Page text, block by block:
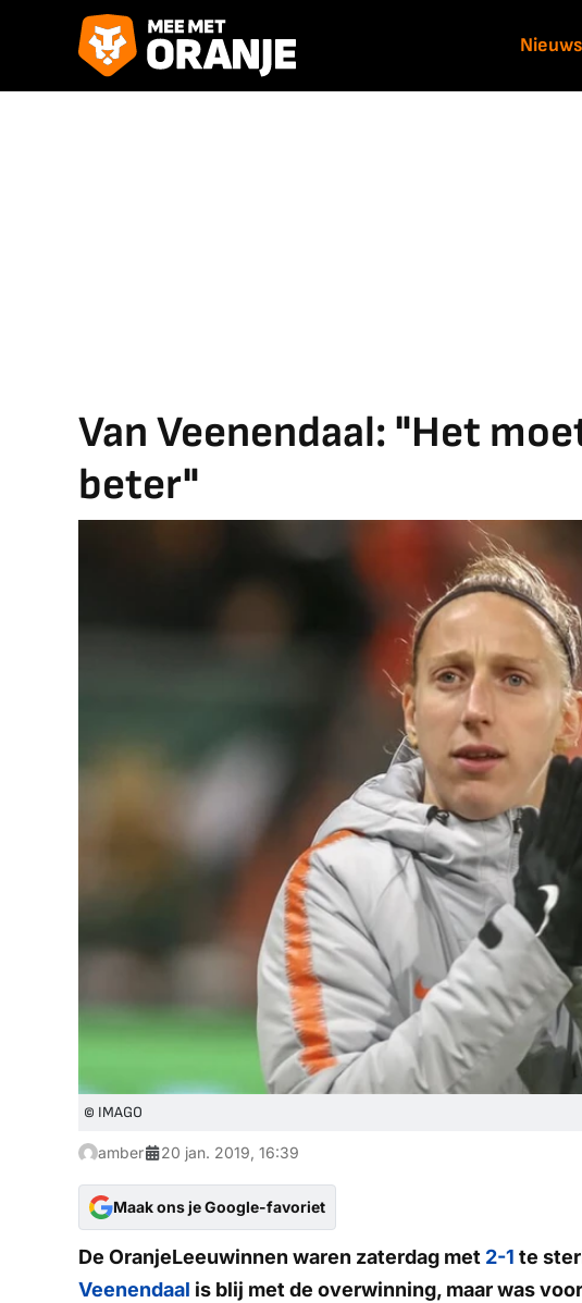
Nieuws
Van Veenendaal: "Het
beter"
© IMAGO
amber 20 jan. 2019, 16:39
Maak ons je Google-favoriet
De OranjeLeeuwinnen waren zaterdag met 2-1 te
Veenendaal is blij met de overwinning, maar was